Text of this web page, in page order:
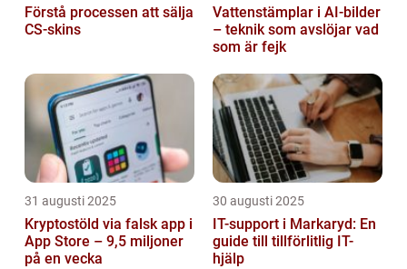
Förstå processen att sälja
CS-skins
Vattenstämplar i AI-bilder
– teknik som avslöjar vad
som är fejk
31 augusti 2025
Kryptostöld via falsk app i
App Store – 9,5 miljoner
på en vecka
30 augusti 2025
IT-support i Markaryd: En
guide till tillförlitlig IT-
hjälp